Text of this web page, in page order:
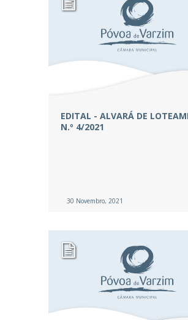
EDITAL - ALVARÁ DE
N.º 4/2021
30 Novembro, 2021